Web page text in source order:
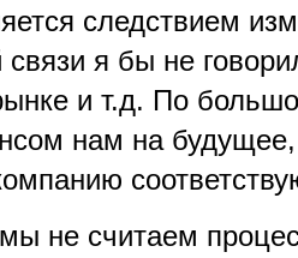
следствием
связи я бы не
и т.д. По
нам на
не считаем